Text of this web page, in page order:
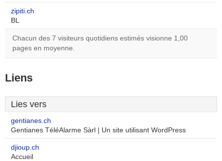
zipiti.ch
BL
Chacun des 7 visiteurs quotidiens estimés visionne 1,00
pages en moyenne.
Liens
Lies vers
gentianes.ch
Gentianes TéléAlarme Sàrl | Un site utilisant WordPress
djioup.ch
Accueil